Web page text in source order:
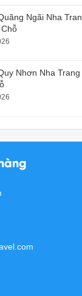
Ngãi Nha
Nhơn Nha